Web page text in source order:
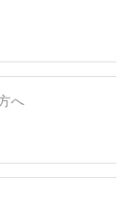
へ